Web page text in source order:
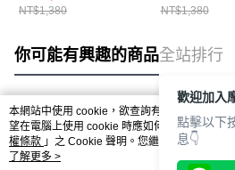
CH211284M062
NT$1,380 NT$1,380
你可能有興趣的商品全站排行
熱門標籤
本網站中使用 cookie，欲查詢有關本網站使用
望在電腦上使用 cookie 時應如何變更電腦的
權條款 」之 Cookie 聲明。您繼續使用本網站
用條款之 Cookie 聲明使用 cookie。
了解更多 >
歡迎加入
點擊以下
息👇